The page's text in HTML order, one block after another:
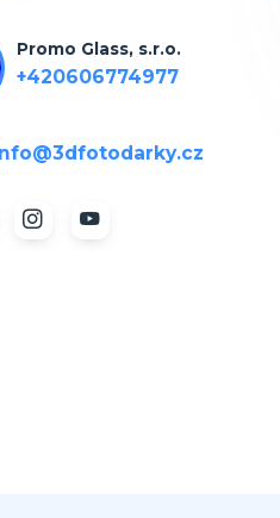
Promo Glass, s.r.o.
+420606774977